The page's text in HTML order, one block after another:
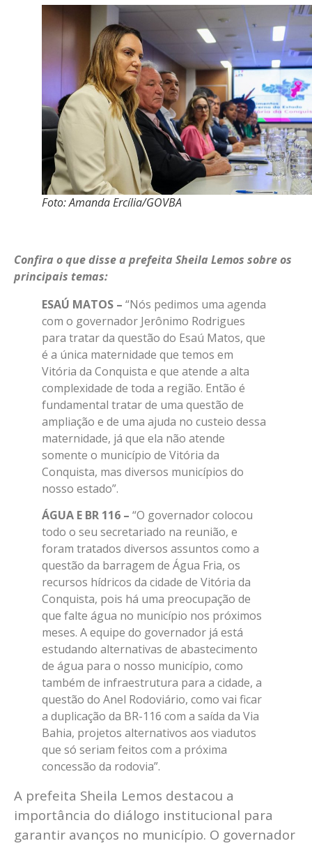
Foto: Amanda Ercília/GOVBA
Confira o que disse a prefeita Sheila Lemos sobre os
principais temas:
ESAÚ MATOS – “Nós pedimos uma agenda
com o governador Jerônimo Rodrigues
para tratar da questão do Esaú Matos, que
é a única maternidade que temos em
Vitória da Conquista e que atende a alta
complexidade de toda a região. Então é
fundamental tratar de uma questão de
ampliação e de uma ajuda no custeio dessa
maternidade, já que ela não atende
somente o município de Vitória da
Conquista, mas diversos municípios do
nosso estado”.
ÁGUA E BR 116 – “O governador colocou
todo o seu secretariado na reunião, e
foram tratados diversos assuntos como a
questão da barragem de Água Fria, os
recursos hídricos da cidade de Vitória da
Conquista, pois há uma preocupação de
que falte água no município nos próximos
meses. A equipe do governador já está
estudando alternativas de abastecimento
de água para o nosso município, como
também de infraestrutura para a cidade, a
questão do Anel Rodoviário, como vai ficar
a duplicação da BR-116 com a saída da Via
Bahia, projetos alternativos aos viadutos
que só seriam feitos com a próxima
concessão da rodovia”.
A prefeita Sheila Lemos destacou a
importância do diálogo institucional para
garantir avanços no município. O governador